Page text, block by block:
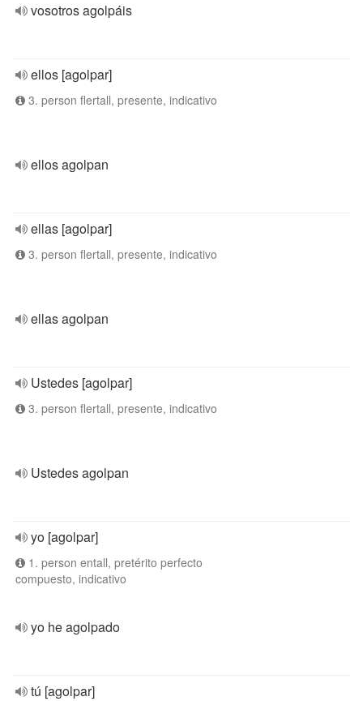
vosotros agolpáis
ellos [agolpar]
3. person flertall, presente, indicativo
ellos agolpan
ellas [agolpar]
3. person flertall, presente, indicativo
ellas agolpan
Ustedes [agolpar]
3. person flertall, presente, indicativo
Ustedes agolpan
yo [agolpar]
1. person entall, pretérito perfecto
compuesto, indicativo
yo he agolpado
tú [agolpar]